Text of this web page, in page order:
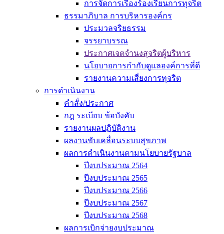
การจัดการเรื่องร้องเรียนการทุจริต
ธรรมาภิบาล การบริหารองค์กร
ประมวลจริยธรรม
จรรยาบรรณ
ประกาศเจตจำนงสุจริตผู้บริหาร
นโยบายการกำกับดูแลองค์การที่ดี
รายงานความเสี่ยงการทุจริต
การดำเนินงาน
คำสั่ง/ประกาศ
กฎ ระเบียบ ข้อบังคับ
รายงานผลปฏิบัติงาน
ผลงานขับเคลื่อนระบบสุขภาพ
ผลการดำเนินงานตามนโยบายรัฐบาล
ปีงบประมาณ 2564
ปีงบประมาณ 2565
ปีงบประมาณ 2566
ปีงบประมาณ 2567
ปีงบประมาณ 2568
ผลการเบิกจ่ายงบประมาณ